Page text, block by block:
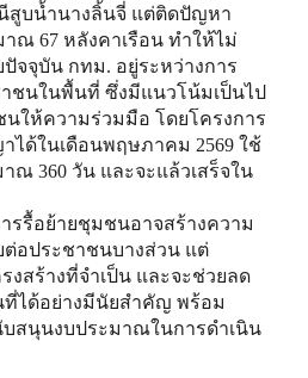
สูบน้ำนางลิ้นจี่ แต่ติดปัญหา
ณ 67 หลังคาเรือน ทำให้ไม่
จจุบัน กทม. อยู่ระหว่างการ
ชนในพื้นที่ ซึ่งมีแนวโน้มเป็นไป
นให้ความร่วมมือ โดยโครงการ
ด้ในเดือนพฤษภาคม 2569 ใช้
ณ 360 วัน และจะแล้วเสร็จใน
รรื้อย้ายชุมชนอาจสร้างความ
อประชาชนบางส่วน แต่
งสร้างที่จำเป็น และจะช่วยลด
ที่ได้อย่างมีนัยสำคัญ พร้อม
สนุนงบประมาณในการดำเนิน